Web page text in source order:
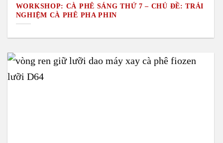
WORKSHOP: CÀ PHÊ SÁNG THỨ 7 – CHỦ ĐỀ: TRẢI
NGHIỆM CÀ PHÊ PHA PHIN